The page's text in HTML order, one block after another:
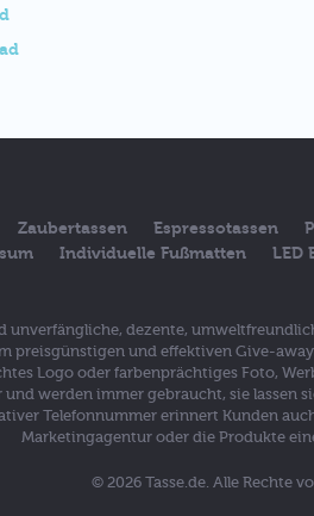
Zaubertassen Espressotassen
Individuelle Fußmatten LED
unverfängliche, dezente,
preisgünstigen und effektiven Give-
Logo oder farbenprächtiges Foto,
werden immer gebraucht, sie lassen
Telefonnummer erinnert Kunden
Marketingagentur oder die Produkte
© 2026 Tasse.de. Alle Rechte